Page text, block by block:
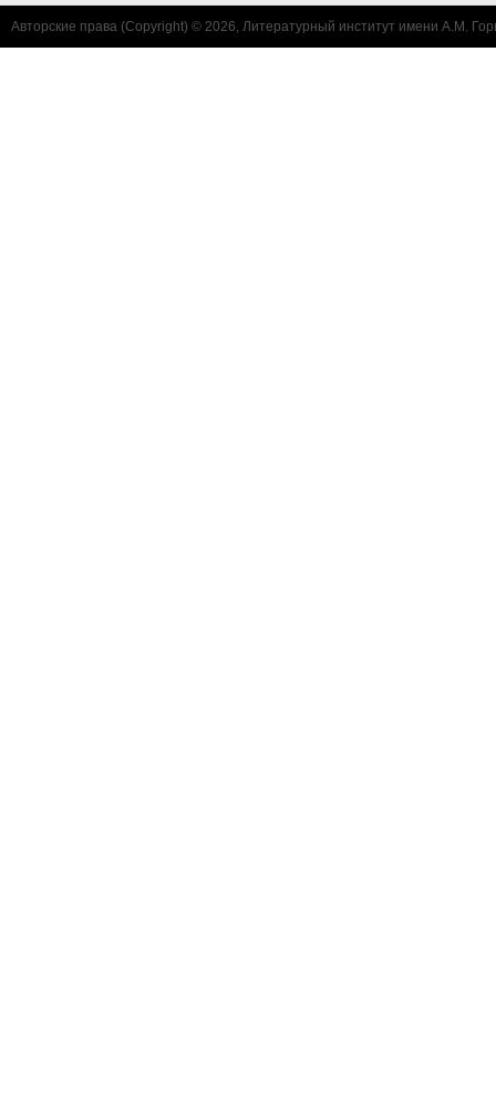
Авторские права (Copyright) © 2026, Литературный институт имени А.М.